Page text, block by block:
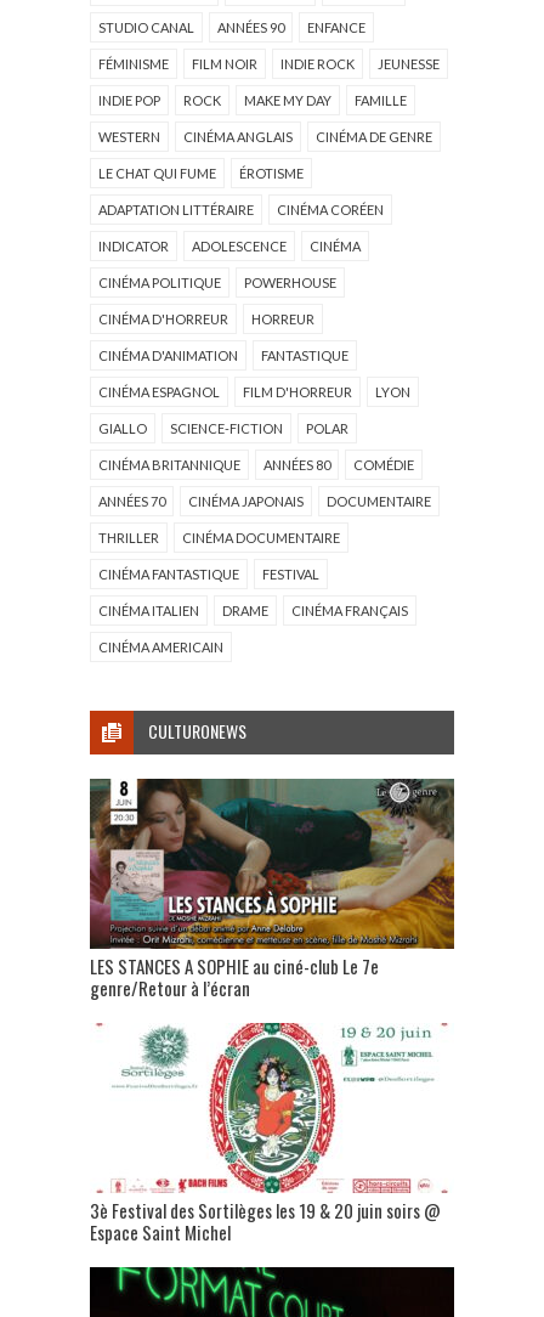
STUDIO CANAL ANNÉES 90 ENFANCE
FÉMINISME FILM NOIR INDIE ROCK JEUNESSE
INDIE POP ROCK MAKE MY DAY FAMILLE
WESTERN CINÉMA ANGLAIS CINÉMA DE GENRE
LE CHAT QUI FUME ÉROTISME
ADAPTATION LITTÉRAIRE CINÉMA CORÉEN
INDICATOR ADOLESCENCE CINÉMA
CINÉMA POLITIQUE POWERHOUSE
CINÉMA D'HORREUR HORREUR
CINÉMA D'ANIMATION FANTASTIQUE
CINÉMA ESPAGNOL FILM D'HORREUR LYON
GIALLO SCIENCE-FICTION POLAR
CINÉMA BRITANNIQUE ANNÉES 80 COMÉDIE
ANNÉES 70 CINÉMA JAPONAIS DOCUMENTAIRE
THRILLER CINÉMA DOCUMENTAIRE
CINÉMA FANTASTIQUE FESTIVAL
CINÉMA ITALIEN DRAME CINÉMA FRANÇAIS
CINÉMA AMERICAIN
CULTURONEWS
LES STANCES A SOPHIE au ciné-club Le 7e
genre/Retour à l’écran
3è Festival des Sortilèges les 19 & 20 juin soirs @
Espace Saint Michel